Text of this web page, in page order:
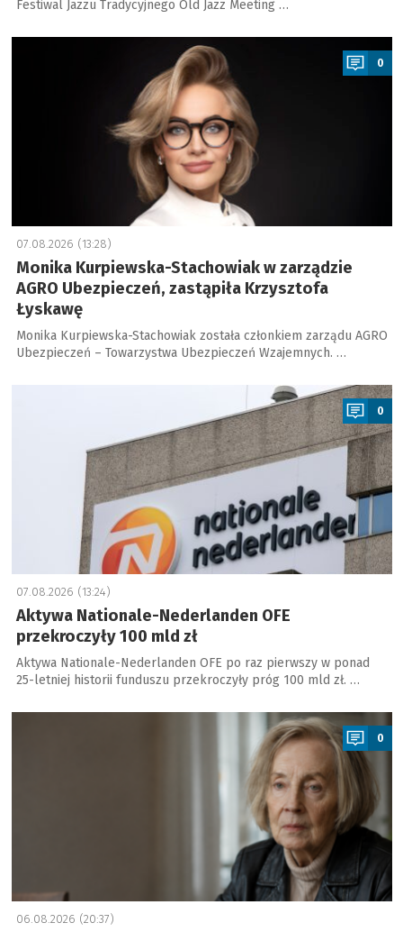
Festiwal Jazzu Tradycyjnego Old Jazz Meeting …
a
0
07.08.2026 (13:28)
Monika Kurpiewska-Stachowiak w zarządzie
AGRO Ubezpieczeń, zastąpiła Krzysztofa
Łyskawę
Monika Kurpiewska-Stachowiak została członkiem zarządu AGRO
Ubezpieczeń – Towarzystwa Ubezpieczeń Wzajemnych. …
0
07.08.2026 (13:24)
Aktywa Nationale-Nederlanden OFE
przekroczyły 100 mld zł
Aktywa Nationale-Nederlanden OFE po raz pierwszy w ponad
25-letniej historii funduszu przekroczyły próg 100 mld zł. …
a
0
06.08.2026 (20:37)